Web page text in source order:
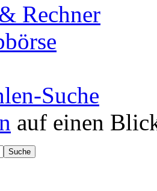
Rechner
Suche
auf einen